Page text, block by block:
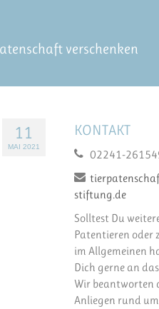
verschenken
11
MAI 2021
KONTAKT
02241-
stiftung.de
Solltest Du
Patentieren oder
im Allgemeinen
Dich gerne an
Wir beantworten
Anliegen rund